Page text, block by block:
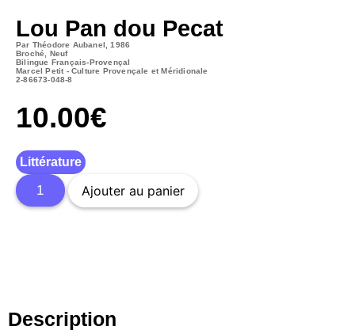
Lou Pan dou Pecat
Par Théodore Aubanel, 1986
Broché, Neuf
Bilingue Français-Provençal
Marcel Petit - Culture Provençale et Méridionale
2-86673-048-8
10.00€
Littérature
Ajouter au panier
Description